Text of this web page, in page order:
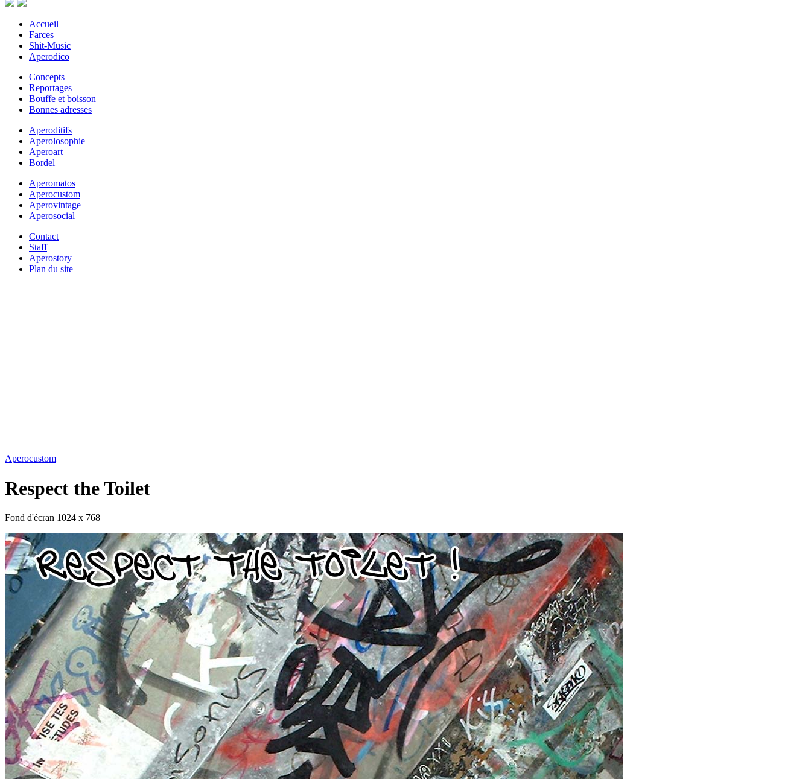
Accueil
Farces
Shit-Music
Aperodico
Concepts
Reportages
Bouffe et boisson
Bonnes adresses
Aperoditifs
Aperolosophie
Aperoart
Bordel
Aperomatos
Aperocustom
Aperovintage
Aperosocial
Contact
Staff
Aperostory
Plan du site
Aperocustom
Respect the Toilet
Fond d'écran 1024 x 768